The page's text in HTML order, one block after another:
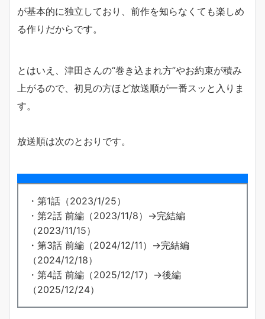
が基本的に独立しており、前作を知らなくても楽しめ
る作りだからです。
とはいえ、津田さんの“巻き込まれ方”やお約束が積み
上がるので、初見の方ほど放送順が一番スッと入りま
す。
放送順は次のとおりです。
・第1話（2023/1/25）
・第2話 前編（2023/11/8）→完結編
（2023/11/15）
・第3話 前編（2024/12/11）→完結編
（2024/12/18）
・第4話 前編（2025/12/17）→後編
（2025/12/24）